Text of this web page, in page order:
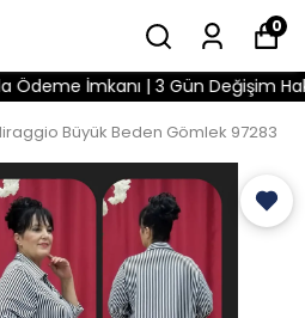
0
İmkanı | 3 Gün Değişim
Büyük Beden Gömlek 97283